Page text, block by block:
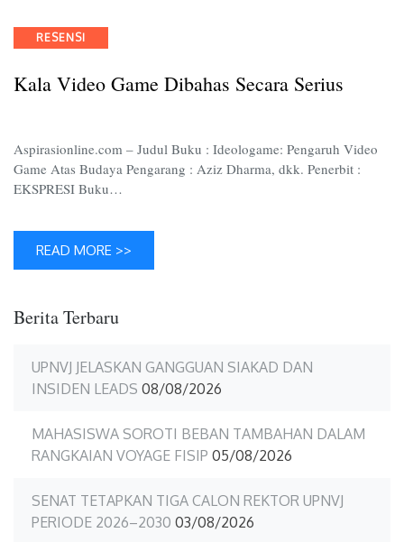
Categories
RESENSI
Kala Video Game Dibahas Secara Serius
Aspirasionline.com – Judul Buku : Ideologame: Pengaruh Video
Game Atas Budaya Pengarang : Aziz Dharma, dkk. Penerbit :
EKSPRESI Buku…
READ MORE >>
Berita Terbaru
UPNVJ JELASKAN GANGGUAN SIAKAD DAN
INSIDEN LEADS 08/08/2026
MAHASISWA SOROTI BEBAN TAMBAHAN DALAM
RANGKAIAN VOYAGE FISIP 05/08/2026
SENAT TETAPKAN TIGA CALON REKTOR UPNVJ
PERIODE 2026–2030 03/08/2026